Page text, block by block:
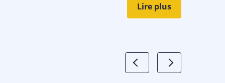
Lire plus